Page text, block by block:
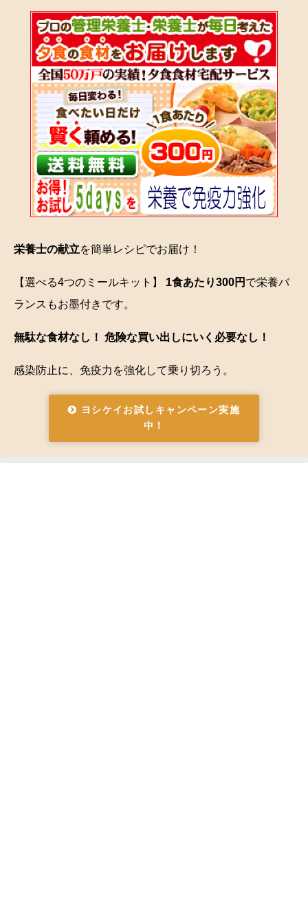
栄養士の献立を簡単レシピでお届け！
【選べる4つのミールキット】 1食あたり300円 で栄養バ
ランスもお墨付きです。
無駄な食材なし！ 危険な買い出しにいく必要なし！
感染防止に、免疫力を強化して乗り切ろう。
ヨシケイお試しキャンペーン実施
中！